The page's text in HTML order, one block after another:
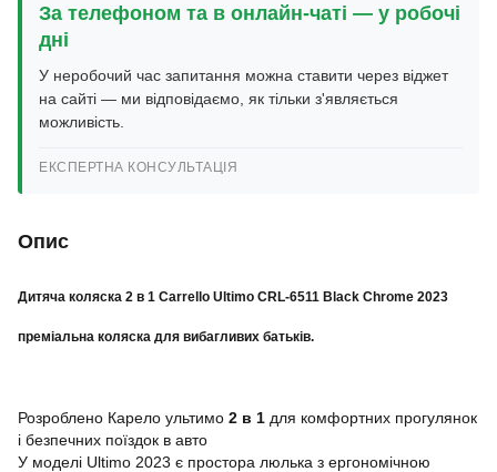
За телефоном та в онлайн-чаті — у робочі
дні
У неробочий час запитання можна ставити через віджет
на сайті — ми відповідаємо, як тільки з'являється
можливість.
ЕКСПЕРТНА КОНСУЛЬТАЦІЯ
Опис
Дитяча коляска 2 в 1 Carrello Ultimo CRL-6511 Black Chrome 2023
преміальна коляска для вибагливих батьків.
Розроблено Карело ультимо 2 в 1 для комфортних прогулянок
і безпечних поїздок в авто
У моделі Ultimo 2023 є простора люлька з ергономічною